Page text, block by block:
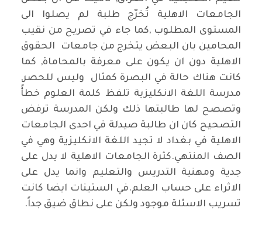
الجامعات الاهلية تُخرّج طلبة لم يصلوا الى
المستوى المطلوب ,كما جاء في تصريح من نقيب
المحامين بان البعض يتخرج من جامعات الحقوق
الاهلية دون ان يكون على معرفة بالمحاماة, كما
كانت هناك حالة في البصرة كمثال وليس للحصر,
مدرسة اللغة الانكليزية تلفظ كلمة العلوم خطأً
وتصصح لها طالبتها ذلك ولكن المدرسة ترفض
التصحيح كان ان طالبة صيدلة في احدى الجامعات
الاهلية في بغداد لا تجيد اللغة الانكليزية وهي في
الصف المنتهي.كثرة الجامعات الاهلية لا يدل على
جدية ومهنية التدريس والتعليم وانما يدل على
الاثراء على حساب العلم.في الستينات ايضا كانت
تسريب الاسئلة موجود ولكن على نطاق ضيق جداً.